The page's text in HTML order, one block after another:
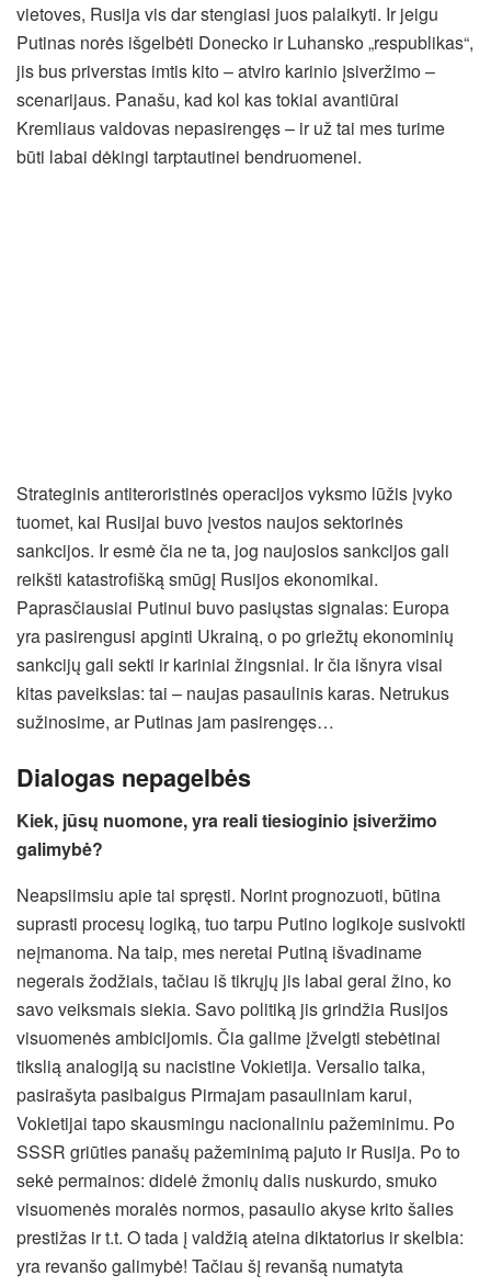
vietoves, Rusija vis dar stengiasi juos palaikyti. Ir jeigu
Putinas norės išgelbėti Donecko ir Luhansko „respublikas“,
jis bus priverstas imtis kito – atviro karinio įsiveržimo –
scenarijaus. Panašu, kad kol kas tokiai avantiūrai
Kremliaus valdovas nepasirengęs – ir už tai mes turime
būti labai dėkingi tarptautinei bendruomenei.
Strateginis antiteroristinės operacijos vyksmo lūžis įvyko
tuomet, kai Rusijai buvo įvestos naujos sektorinės
sankcijos. Ir esmė čia ne ta, jog naujosios sankcijos gali
reikšti katastrofišką smūgį Rusijos ekonomikai.
Paprasčiausiai Putinui buvo pasiųstas signalas: Europa
yra pasirengusi apginti Ukrainą, o po griežtų ekonominių
sankcijų gali sekti ir kariniai žingsniai. Ir čia išnyra visai
kitas paveikslas: tai – naujas pasaulinis karas. Netrukus
sužinosime, ar Putinas jam pasirengęs…
Dialogas nepagelbės
Kiek, jūsų nuomone, yra reali tiesioginio įsiveržimo
galimybė?
Neapsiimsiu apie tai spręsti. Norint prognozuoti, būtina
suprasti procesų logiką, tuo tarpu Putino logikoje susivokti
neįmanoma. Na taip, mes neretai Putiną išvadiname
negerais žodžiais, tačiau iš tikrųjų jis labai gerai žino, ko
savo veiksmais siekia. Savo politiką jis grindžia Rusijos
visuomenės ambicijomis. Čia galime įžvelgti stebėtinai
tikslią analogiją su nacistine Vokietija. Versalio taika,
pasirašyta pasibaigus Pirmajam pasauliniam karui,
Vokietijai tapo skausmingu nacionaliniu pažeminimu. Po
SSSR griūties panašų pažeminimą pajuto ir Rusija. Po to
sekė permainos: didelė žmonių dalis nuskurdo, smuko
visuomenės moralės normos, pasaulio akyse krito šalies
prestižas ir t.t. O tada į valdžią ateina diktatorius ir skelbia:
yra revanšo galimybė! Tačiau šį revanšą numatyta